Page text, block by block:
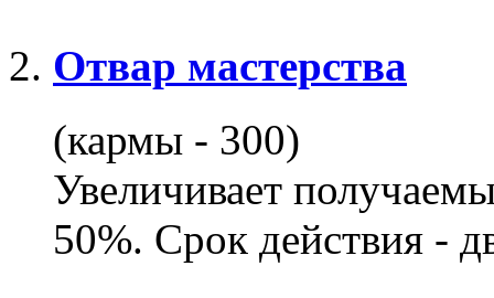
Отвар мастерства
(кармы - 300)
Увеличивает
50%. Срок действия -